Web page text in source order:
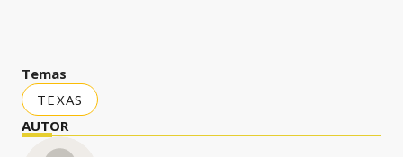
Temas
TEXAS
AUTOR